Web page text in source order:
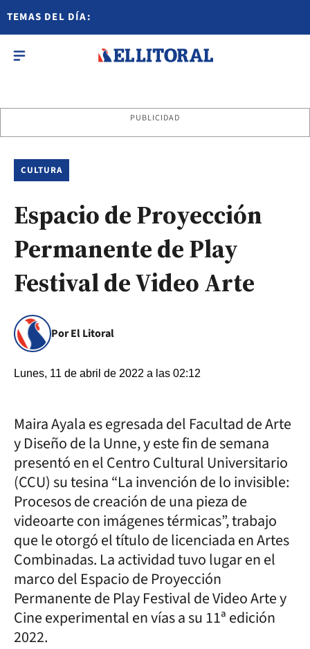
TEMAS DEL DÍA:
PUBLICIDAD
CULTURA
Espacio de Proyección
Permanente de Play
Festival de Video Arte
Por El Litoral
Lunes, 11 de abril de 2022 a las 02:12
Maira Ayala es egresada del Facultad de Arte
y Diseño de la Unne, y este fin de semana
presentó en el Centro Cultural Universitario
(CCU) su tesina “La invención de lo invisible:
Procesos de creación de una pieza de
videoarte con imágenes térmicas”, trabajo
que le otorgó el título de licenciada en Artes
Combinadas. La actividad tuvo lugar en el
marco del Espacio de Proyección
Permanente de Play Festival de Video Arte y
Cine experimental en vías a su 11ª edición
2022.